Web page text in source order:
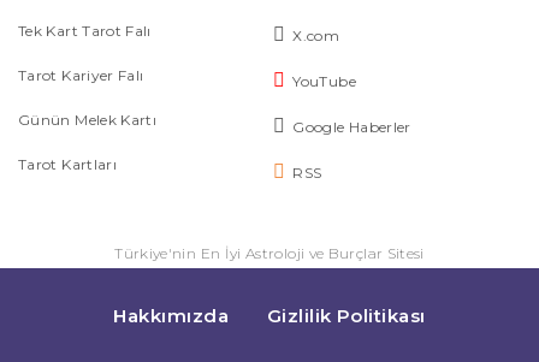
Tek Kart Tarot Falı
Tarot Kariyer Falı
Günün Melek Kartı
Tarot Kartları
X.com
YouTube
Google Haberler
RSS
Türkiye'nin En İyi Astroloji ve Burçlar Sitesi
Hakkımızda Gizlilik Politikası